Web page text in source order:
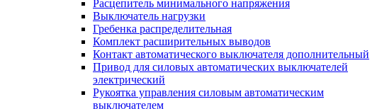
Расцепитель минимального напряжения
Выключатель нагрузки
Гребенка распределительная
Комплект расширительных выводов
Контакт автоматического выключателя дополнительный
Привод для силовых автоматических выключателей
электрический
Рукоятка управления силовым автоматическим
выключателем